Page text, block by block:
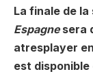
La finale de
Espagnesera
atresplayer
est